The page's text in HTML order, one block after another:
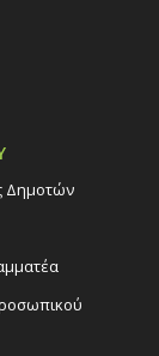
Δημοτών